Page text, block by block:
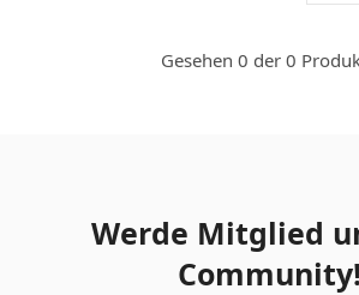
Gesehen 0 der 0
Werde Mitglied
Community!